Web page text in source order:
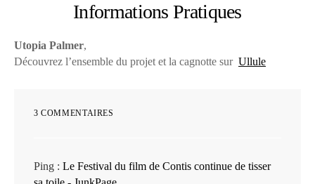
Informations Pratiques
Utopia Palmer,
Découvrez l’ensemble du projet et la cagnotte sur Ullule
3 COMMENTAIRES
Ping : Le Festival du film de Contis continue de tisser